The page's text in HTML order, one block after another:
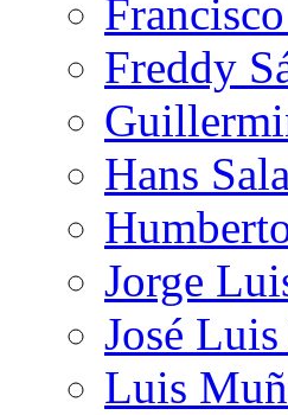
Freddy
Hans
Jorge
José
Luis